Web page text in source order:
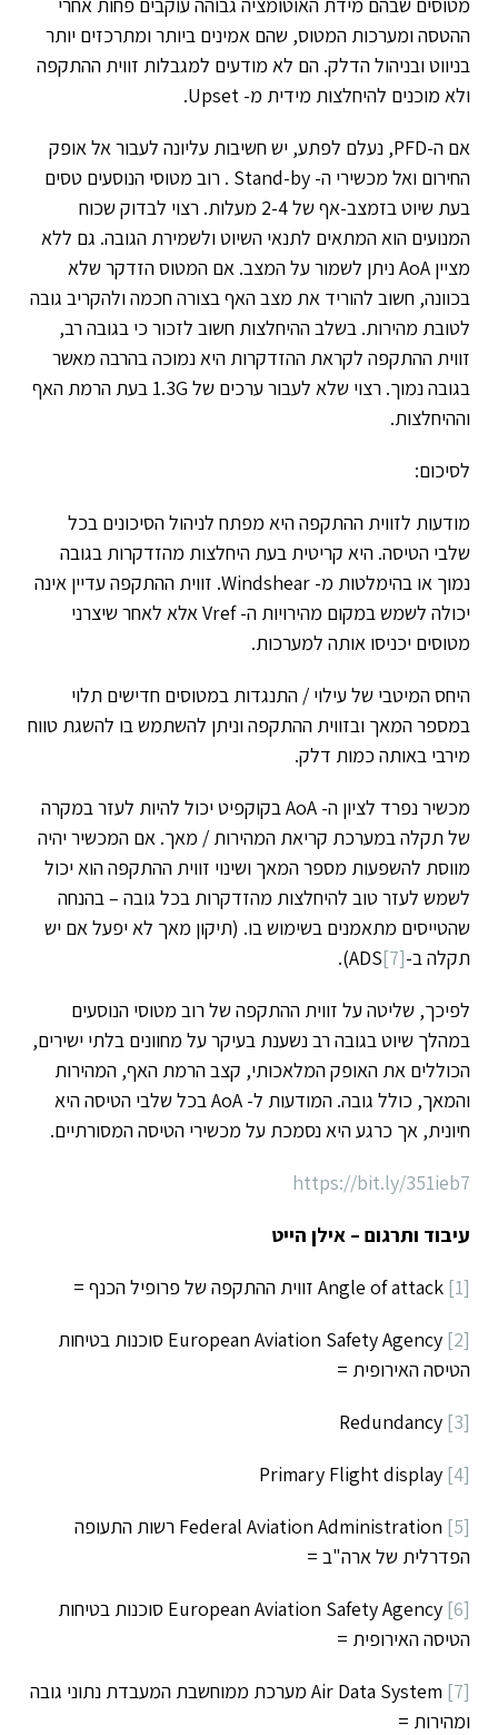
ההטסה ומערכות המטוס, שהם אמינים ביותר ומתרכזים יותר
בניווט ובניהול הדלק. הם לא מודעים למגבלות זווית ההתקפה
ולא מוכנים להיחלצות מידית מ- Upset.
אם ה-PFD, נעלם לפתע, יש חשיבות עליונה לעבור אל אופק
החירום ואל מכשירי ה- Stand-by . רוב מטוסי הנוסעים טסים
בעת שיוט בזמצב-אף של 2-4 מעלות. רצוי לבדוק שכוח
המנועים הוא המתאים לתנאי השיוט ולשמירת הגובה. גם ללא
מציין AoA ניתן לשמור על המצב. אם המטוס הזדקר שלא
בכוונה, חשוב להוריד את מצב האף בצורה חכמה ולהקריב גובה
לטובת מהירות. בשלב ההיחלצות חשוב לזכור כי בגובה רב,
זווית ההתקפה לקראת ההזדקרות היא נמוכה בהרבה מאשר
בגובה נמוך. רצוי שלא לעבור ערכים של 1.3G בעת הרמת האף
וההיחלצות.
לסיכום:
מודעות לזווית ההתקפה היא מפתח לניהול הסיכונים בכל
שלבי הטיסה. היא קריטית בעת היחלצות מהזדקרות בגובה
נמוך או בהימלטות מ- Windshear. זווית ההתקפה עדיין אינה
יכולה לשמש במקום מהירויות ה- Vref אלא לאחר שיצרני
מטוסים יכניסו אותה למערכות.
היחס המיטבי של עילוי / התנגדות במטוסים חדישים תלוי
במספר המאך ובזווית ההתקפה וניתן להשתמש בו להשגת טווח
מירבי באותה כמות דלק.
מכשיר נפרד לציון ה- AoA בקוקפיט יכול להיות לעזר במקרה
של תקלה במערכת קריאת המהירות / מאך. אם המכשיר יהיה
מווסת להשפעות מספר המאך ושינוי זווית ההתקפה הוא יכול
לשמש לעזר טוב להיחלצות מהזדקרות בכל גובה – בהנחה
שהטייסים מתאמנים בשימוש בו. (תיקון מאך לא יפעל אם יש
תקלה ב-ADS[7]
).
לפיכך, שליטה על זווית ההתקפה של רוב מטוסי הנוסעים
במהלך שיוט בגובה רב נשענת בעיקר על מחוונים בלתי ישירים,
הכוללים את האופק המלאכותי, קצב הרמת האף, המהירות
והמאך, כולל גובה. המודעות ל- AoA בכל שלבי הטיסה היא
חיונית, אך כרגע היא נסמכת על מכשירי הטיסה המסורתיים.
https://bit.ly/351ieb7
עיבוד ותרגום – אילן הייט
[1]
[2]
European Aviation Safety Agency סוכנות בטיחות
הטיסה האירופית =
[3]
[4]
[5]
Federal Aviation Administration רשות התעופה
הפדרלית של ארה"ב =
[6]
European Aviation Safety Agency סוכנות בטיחות
הטיסה האירופית =
[7]
Air Data System מערכת ממוחשבת המעבדת נתוני גובה
ומהירות =